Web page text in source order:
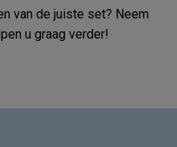
van de juiste set? Neem
u graag verder!